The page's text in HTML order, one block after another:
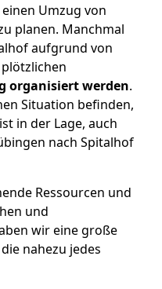
Umzug von
planen. Manchmal
aufgrund von
organisiert werden.
Situation befinden,
in der Lage, auch
nach Spitalhof
Ressourcen und
und
wir eine große
nahezu jedes